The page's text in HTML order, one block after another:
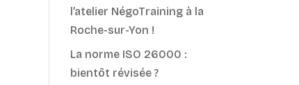
l’atelier NégoTraining à la
Roche-sur-Yon !
La norme ISO 26000 :
bientôt révisée ?